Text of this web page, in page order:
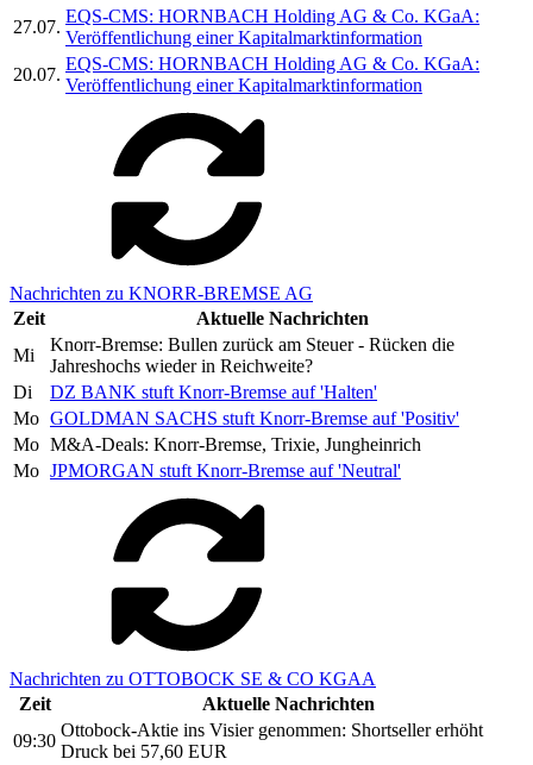
27.07.
EQS-CMS: HORNBACH Holding AG & Co. KGaA:
Veröffentlichung einer Kapitalmarktinformation
20.07.
EQS-CMS: HORNBACH Holding AG & Co. KGaA:
Veröffentlichung einer Kapitalmarktinformation
Nachrichten zu KNORR-BREMSE AG
Zeit
Aktuelle Nachrichten
Mi
Knorr-Bremse: Bullen zurück am Steuer - Rücken die
Jahreshochs wieder in Reichweite?
Di
DZ BANK stuft Knorr-Bremse auf 'Halten'
Mo GOLDMAN SACHS stuft Knorr-Bremse auf 'Positiv'
Mo M&A-Deals: Knorr-Bremse, Trixie, Jungheinrich
Mo JPMORGAN stuft Knorr-Bremse auf 'Neutral'
Nachrichten zu OTTOBOCK SE & CO KGAA
Zeit
Aktuelle Nachrichten
09:30
Ottobock-Aktie ins Visier genommen: Shortseller erhöht
Druck bei 57,60 EUR